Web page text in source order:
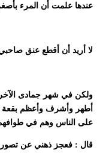
عندها علمت أن المرء
لا أريد أن أقطع عنق
أطهر وأشرف وأعظم بقعة
على الناس وهم في
قال : فعجز ذهني عن تصور